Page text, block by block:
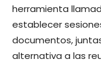
herramienta
establecer
documentos,
alternativa a las